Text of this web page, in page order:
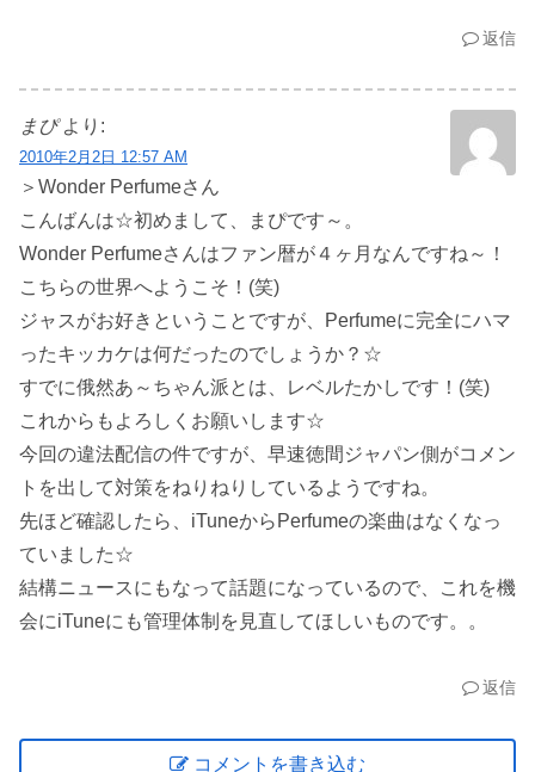
返信
まぴ より:
2010年2月2日 12:57 AM
＞Wonder Perfumeさん
こんばんは☆初めまして、まぴです～。
Wonder Perfumeさんはファン暦が４ヶ月なんですね～！
こちらの世界へようこそ！(笑)
ジャスがお好きということですが、Perfumeに完全にハマ
ったキッカケは何だったのでしょうか？☆
すでに俄然あ～ちゃん派とは、レベルたかしです！(笑)
これからもよろしくお願いします☆
今回の違法配信の件ですが、早速徳間ジャパン側がコメン
トを出して対策をねりねりしているようですね。
先ほど確認したら、iTuneからPerfumeの楽曲はなくなっ
ていました☆
結構ニュースにもなって話題になっているので、これを機
会にiTuneにも管理体制を見直してほしいものです。。
返信
コメントを書き込む